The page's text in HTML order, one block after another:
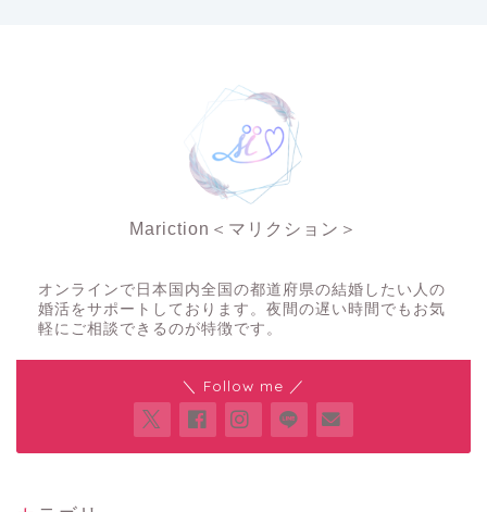
Mariction＜マリクション＞
オンラインで日本国内全国の都道府県の結婚したい人の
婚活をサポートしております。夜間の遅い時間でもお気
軽にご相談できるのが特徴です。
＼ Follow me ／